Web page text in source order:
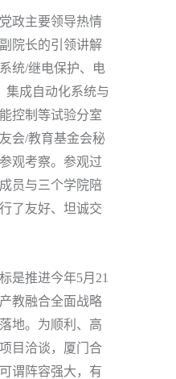
政主要领导热情
院长的引领讲解
统/继电保护、电
集成自动化系统与
控制等试验分室
会/教育基金会秘
观考察。参观过
员与三个学院陪
了友好、坦诚交
是推进今年5月21
教融合全面战略
地。为顺利、高
目洽谈，厦门合
谓阵容强大，有